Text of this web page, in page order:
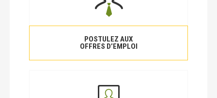
POSTULEZ AUX
OFFRES D’EMPLOI